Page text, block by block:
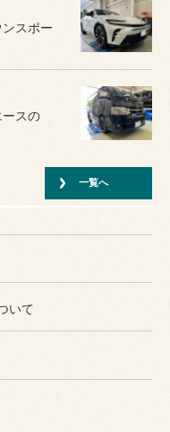
スポー
スの
ション
ZN8で
一覧へ
いて